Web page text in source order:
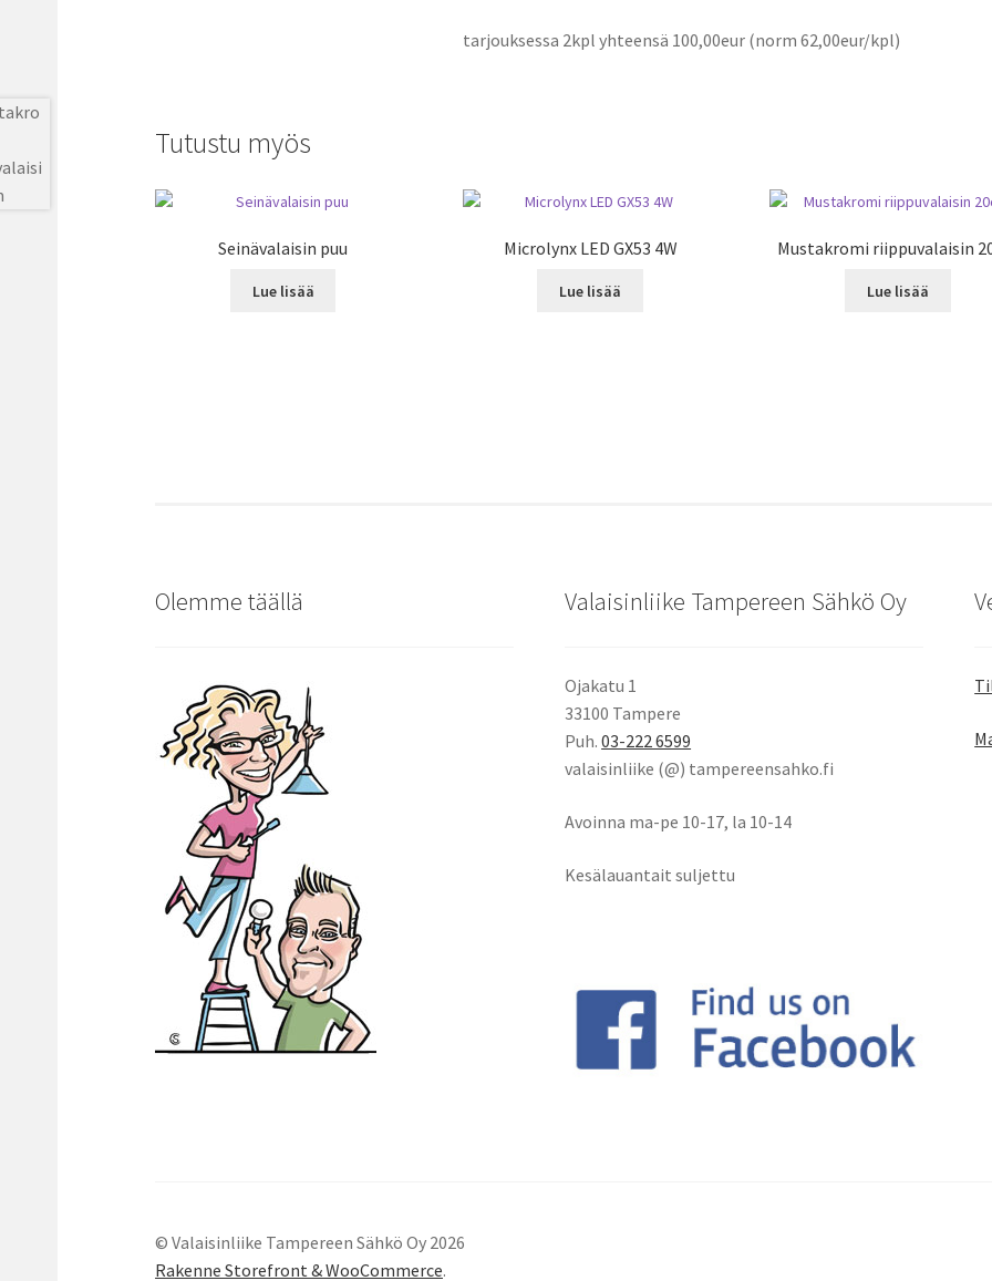
tarjouksessa 2kpl yhteensä 100,00eur (norm 62,00eur/kpl)
Tutustu myös
Seinävalaisin puu
Lue lisää
Microlynx LED GX53 4W
Lue lisää
Mustakromi riippuvalaisin
Lue lisää
Olemme täällä Valaisinliike Tampereen Sähkö Oy
Ojakatu 1
33100 Tampere
Puh.03-222 6599
valaisinliike (@) tampereensahko.fi
Avoinna ma-pe 10-17, la 10-14
Kesälauantait suljettu
© Valaisinliike Tampereen Sähkö Oy 2026
Rakenne Storefront & WooCommerce.